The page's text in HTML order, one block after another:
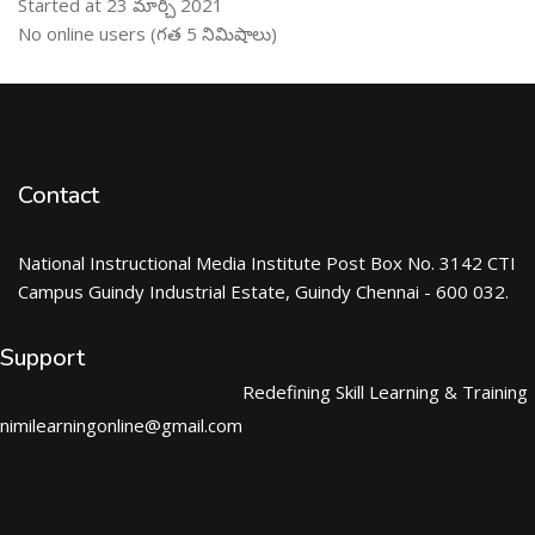
Started at 23 మార్చి 2021
ఆన్ లైను వాడుకరులు ను తప్పించు
No online users (గత 5 నిమిషాలు)
Contact
National Instructional Media Institute Post Box No. 3142 CTI
Campus Guindy Industrial Estate, Guindy Chennai - 600 032.
Support
nimilearningonline@gmail.com
Redefining Skill Learning & Training